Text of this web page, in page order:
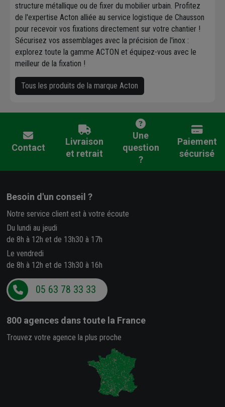
structure métallique ou de fixer du mobilier urbain. Profitez
de l'expertise Acton alliée au service logistique de Chausson
pour recevoir vos fixations directement sur votre chantier !
Sécurisez vos assemblages avec la précision de l'inox :
explorez toute la gamme ACTON et équipez-vous avec le
meilleur de la fixation !
Tous les produits de la marque Acton
Contact
Livraison
et retrait
Une
question
?
Paiement
sécurisé
Besoin d'un conseil ?
Notre service client est à votre écoute
Du lundi au jeudi
de 8h à 12h et de 13h30 à 17h
Le vendredi
de 8h à 12h et de 13h30 à 16h
05 63 78 33 33
800 agences dans toute la France
Trouvez votre agence la plus proche